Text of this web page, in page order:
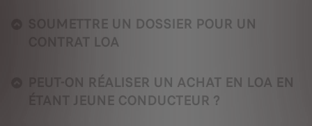
SOUMETTRE UN DOSSIER POUR UN
CONTRAT LOA
PEUT-ON RÉALISER UN ACHAT EN LOA EN
ÉTANT JEUNE CONDUCTEUR ?